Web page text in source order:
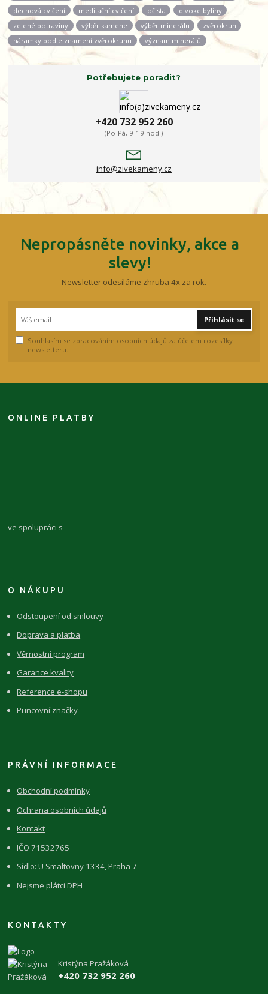
dechová cvičení
meditační cvičení očista
divoke byliny
zelené potraviny
výběr kamene výběr minerálu
zvěrokruh
náramky podle znamení zvěrokruhu
význam minerálů
Potřebujete poradit?
+420 732 952 260
(Po-Pá, 9-19 hod.)
info@zivekameny.cz
Nepropásněte novinky, akce a
slevy!
Newsletter odesíláme zhruba 4x za rok.
Přihlásit se
Souhlasím se zpracováním osobních údajů za účelem rozesílky
newsletteru.
ONLINE PLATBY
ve spolupráci s
O NÁKUPU
Odstoupení od smlouvy
Doprava a platba
Věrnostní program
Garance kvality
Reference e-shopu
Puncovní značky
PRÁVNÍ INFORMACE
Obchodní podmínky
Ochrana osobních údajů
Kontakt
IČO 71532765
Sídlo: U Smaltovny 1334, Praha 7
Nejsme plátci DPH
KONTAKTY
Kristýna Pražáková
+420 732 952 260